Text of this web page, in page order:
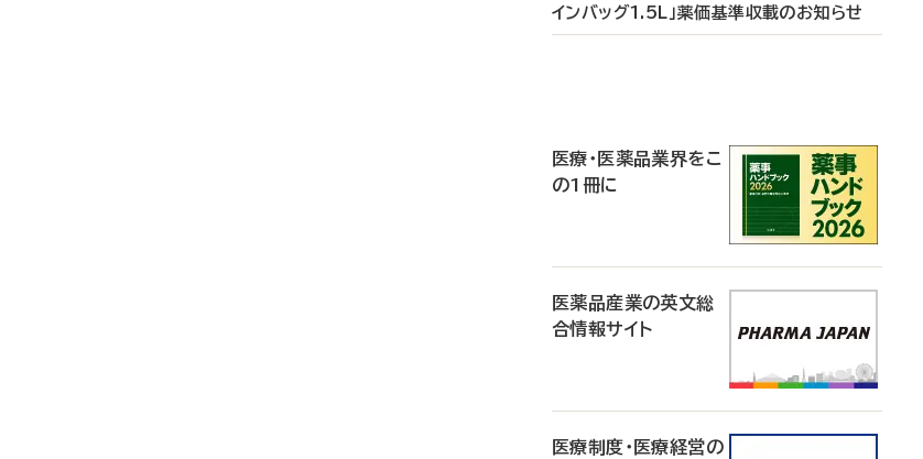
インバッグ1.5L」薬価基準収載のお知らせ
医療・医薬品業界をこ
の1冊に
医薬品産業の英文総
合情報サイト
医療制度・医療経営の